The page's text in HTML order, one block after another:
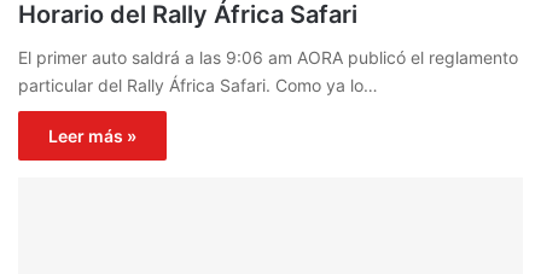
Horario del Rally África Safari
El primer auto saldrá a las 9:06 am AORA publicó el reglamento
particular del Rally África Safari. Como ya lo…
Leer más »